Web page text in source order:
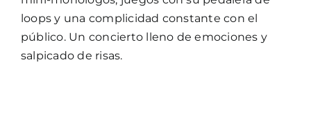
loops y una complicidad constante con el
público. Un concierto lleno de emociones y
salpicado de risas.